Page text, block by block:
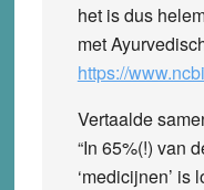
het is dus
met
https://
Vertaalde
“In 65%(!) van
‘medicijnen’ is